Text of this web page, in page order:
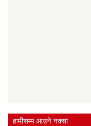
हामीसम्म आउने नक्सा